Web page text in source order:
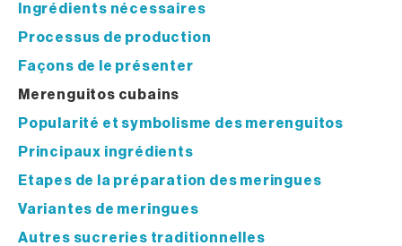
Ingrédients nécessaires
Processus de production
Façons de le présenter
Merenguitos cubains
Popularité et symbolisme des merenguitos
Principaux ingrédients
Etapes de la préparation des meringues
Variantes de meringues
Autres sucreries traditionnelles